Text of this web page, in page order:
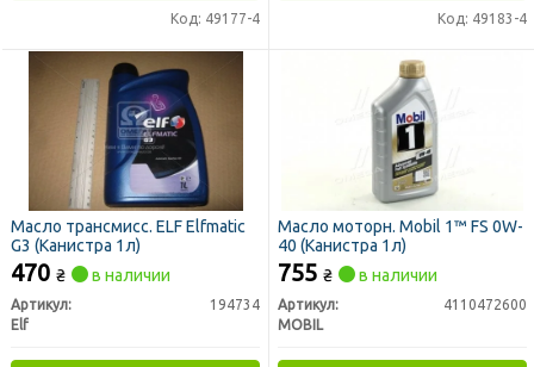
Код: 49177-4 Код: 49183-4
Масло трансмисс. ELF Elfmatic
G3 (Канистра 1л)
470 ₴ в наличии
Артикул:
194734
Elf
Масло моторн. Mobil 1™ FS 0W-
40 (Канистра 1л)
755 ₴ в наличии
Артикул:
4110472600
MOBIL